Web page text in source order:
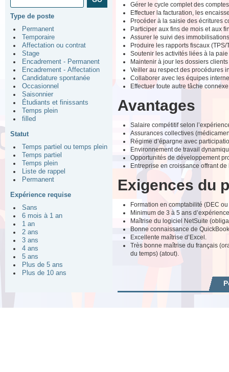
Type de poste
Permanent
Temporaire
Affectation ou contrat
Stage
Encadrement - Permanent
Encadrement - Affectation
Candidature spontanée
Occasionnel
Saisonnier
Étudiants et finissants
Temps plein
filled
Statut
Temps partiel ou temps plein
Temps partiel
Temps plein
Liste de rappel
Permanent
Expérience requise
Sans
6 mois à 1 an
1 an
2 ans
3 ans
4 ans
5 ans
Plus de 5 ans
Plus de 10 ans
Gérer le cycle complet des
Effectuer la facturation, les
Procéder à la saisie des écritures
Participer aux fins de mois et aux
Assurer le suivi des
Produire les rapports fiscaux (TPS/
Soutenir les activités liées à la
Maintenir à jour les dossiers
Veiller au respect des procédures
Collaborer avec les équipes
Effectuer toute autre tâche
Avantages
Salaire compétitif selon
Assurances collectives
Régime d’épargne avec
Environnement de travail
Opportunités de développement
Entreprise en croissance offrant de
Exigences du
Formation en comptabilité (DEC
Minimum de 3 à 5 ans
Maîtrise du logiciel NetSuite
Bonne connaissance de
Excellente maîtrise d’Excel.
Très bonne maîtrise du français
du temps) (atout).